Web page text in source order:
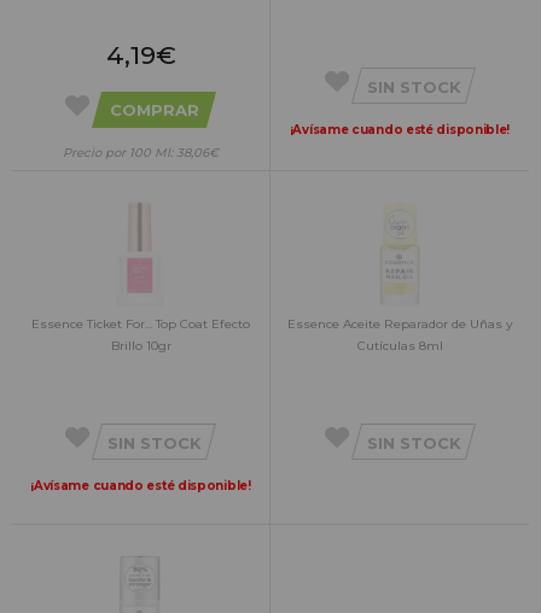
4,19€
COMPRAR
Precio por 100 Ml: 38,06€
SIN STOCK
¡Avísame cuando esté disponible!
Essence Ticket For... Top Coat Efecto
Brillo 10gr
SIN STOCK
¡Avísame cuando esté disponible!
Essence Aceite Reparador de Uñas y
Cutículas 8ml
SIN STOCK